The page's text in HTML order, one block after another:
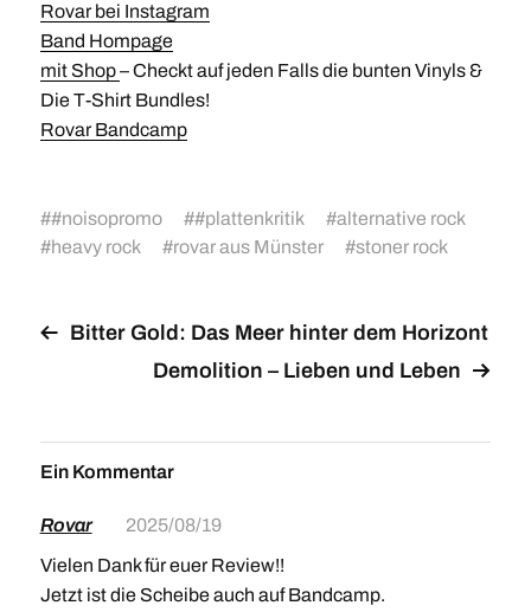
Rovar bei Instagram
Band Hompage
mit Shop– Checkt auf jeden Falls die bunten Vinyls &
Die T-Shirt Bundles!
Rovar Bandcamp
##noisopromo ##plattenkritik #alternative rock
#heavy rock #rovar aus Münster #stoner rock
Bitter Gold: Das Meer hinter dem Horizont
Demolition – Lieben und Leben
Ein Kommentar
Rovar
2025/08/19
Vielen Dank für euer Review!!
Jetzt ist die Scheibe auch auf Bandcamp.